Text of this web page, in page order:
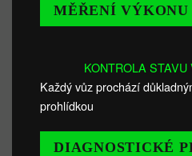
MĚŘENÍ VÝKONU
KONTROLA STAVU
Každý vůz prochází
prohlídkou
DIAGNOSTICKÉ